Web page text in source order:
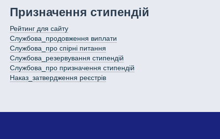
Призначення стипендій
Рейтинг для сайту
Службова_продовження виплати
Службова_про спірні питання
Службова_резервування стипендій
Службова_про призначення стипендій
Наказ_затвердження реєстрів